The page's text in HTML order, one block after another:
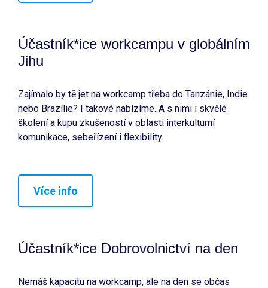
Účastník*ice workcampu v globálním
Jihu
Zajímalo by tě jet na workcamp třeba do Tanzánie, Indie
nebo Brazílie? I takové nabízíme. A s nimi i skvělé
školení a kupu zkušeností v oblasti interkulturní
komunikace, sebeřízení i flexibility.
Více info
Účastník*ice Dobrovolnictví na den
Nemáš kapacitu na workcamp, ale na den se občas